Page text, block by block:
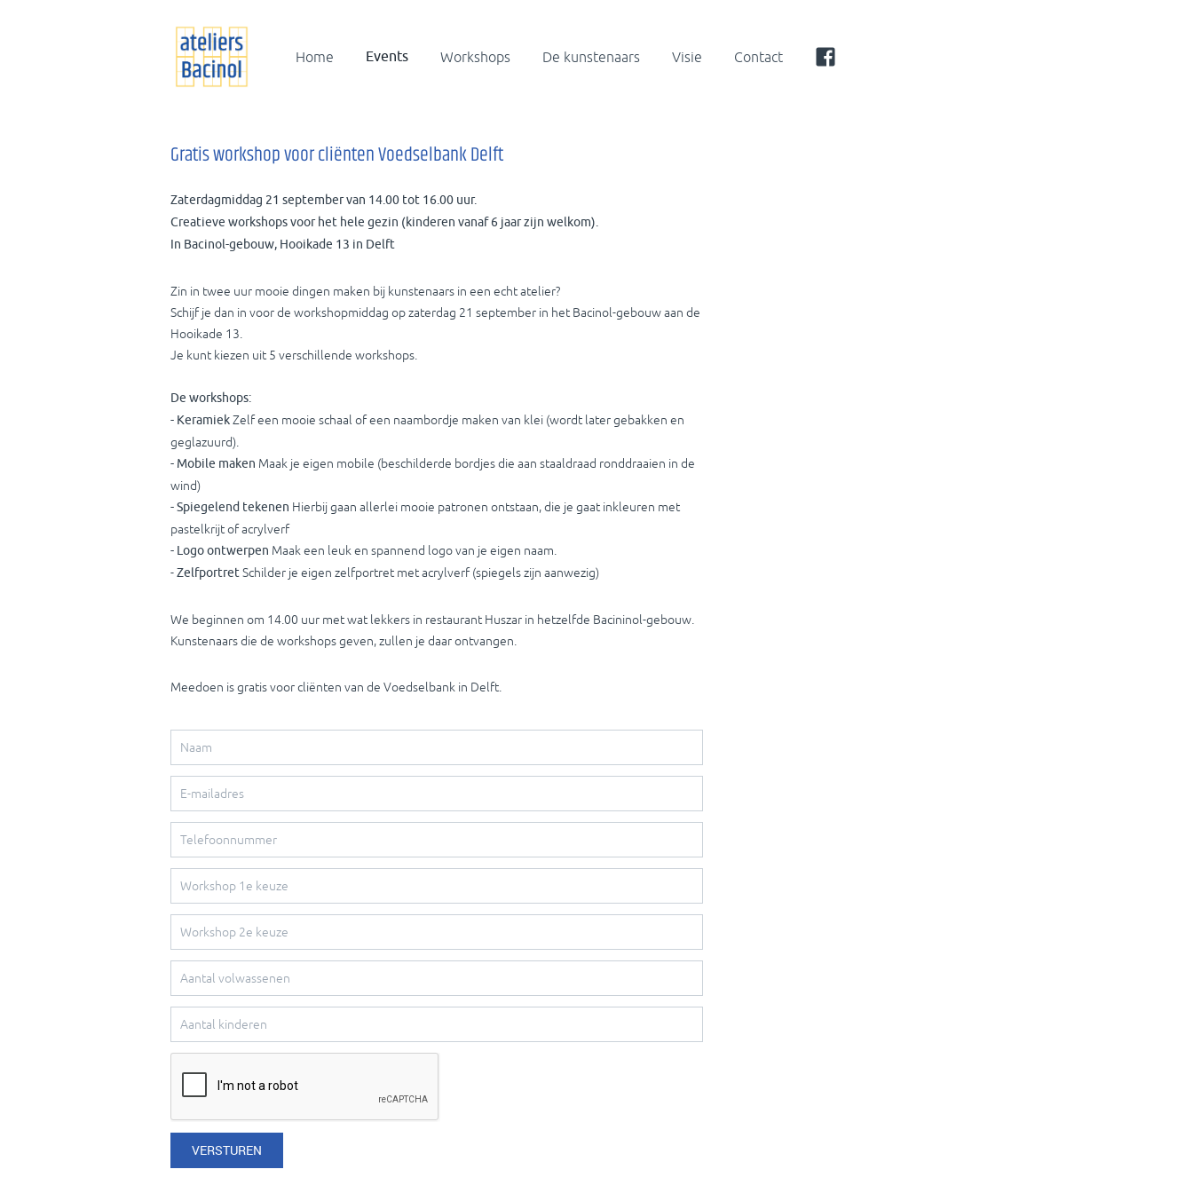
Home Events Workshops De kunstenaars Visie Contact
Gratis workshop voor cliënten Voedselbank Delft
Zaterdagmiddag 21 september van 14.00 tot 16.00 uur.
Creatieve workshops voor het hele gezin (kinderen vanaf 6 jaar zijn welkom).
In Bacinol-gebouw, Hooikade 13 in Delft
Zin in twee uur mooie dingen maken bij kunstenaars in een echt atelier?
Schijf je dan in voor de workshopmiddag op zaterdag 21 september in het Bacinol-gebouw aan de
Hooikade 13.
Je kunt kiezen uit 5 verschillende workshops.
De workshops:
- KeramiekZelf een mooie schaal of een naambordje maken van klei (wordt later gebakken en
geglazuurd).
- Mobile maken Maak je eigen mobile (beschilderde bordjes die aan staaldraad ronddraaien in de
wind)
- Spiegelend tekenen Hierbij gaan allerlei mooie patronen ontstaan, die je gaat inkleuren met
pastelkrijt of acrylverf
- Logo ontwerpen Maak een leuk en spannend logo van je eigen naam.
-ZelfportretSchilder je eigen zelfportret met acrylverf (spiegels zijn aanwezig)
We beginnen om 14.00 uur met wat lekkers in restaurant Huszar in hetzelfde Bacininol-gebouw.
Kunstenaars die de workshops geven, zullen je daar ontvangen.
Meedoen is gratis voor cliënten van de Voedselbank in Delft.
VERSTUREN